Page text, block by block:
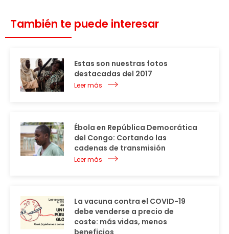
También te puede interesar
Estas son nuestras fotos
destacadas del 2017
Leer más
Ébola en República Democrática
del Congo: Cortando las
cadenas de transmisión
Leer más
La vacuna contra el COVID-19
debe venderse a precio de
coste: más vidas, menos
beneficios